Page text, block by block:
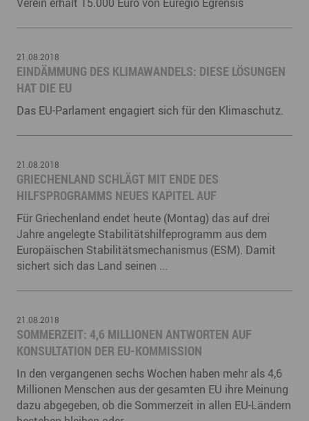
21.08.2018
EINDÄMMUNG DES KLIMAWANDELS: DIESE LÖSUNGEN
HAT DIE EU
Das EU-Parlament engagiert sich für den Klimaschutz.
21.08.2018
GRIECHENLAND SCHLÄGT MIT ENDE DES
HILFSPROGRAMMS NEUES KAPITEL AUF
Für Griechenland endet heute (Montag) das auf drei
Jahre angelegte Stabilitätshilfeprogramm aus dem
Europäischen Stabilitätsmechanismus (ESM). Damit
sichert sich das Land seinen ...
21.08.2018
SOMMERZEIT: 4,6 MILLIONEN ANTWORTEN AUF
KONSULTATION DER EU-KOMMISSION
In den vergangenen sechs Wochen haben mehr als 4,6
Millionen Menschen aus der gesamten EU ihre Meinung
dazu abgegeben, ob die Sommerzeit in allen EU-Ländern